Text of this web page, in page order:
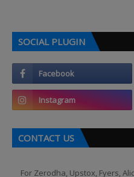
SOCIAL PLUGIN
CONTACT US
For Zerodha, Upstox, Fyers,